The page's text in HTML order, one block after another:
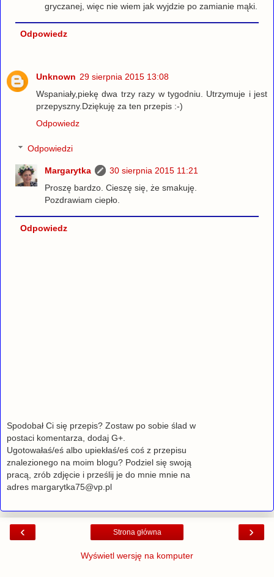
gryczanej, więc nie wiem jak wyjdzie po zamianie mąki.
Odpowiedz
Unknown 29 sierpnia 2015 13:08
Wspaniały,piekę dwa trzy razy w tygodniu. Utrzymuje i jest
przepyszny.Dziękuję za ten przepis :-)
Odpowiedz
Odpowiedzi
Margarytka
30 sierpnia 2015 11:21
Proszę bardzo. Cieszę się, że smakuję.
Pozdrawiam ciepło.
Odpowiedz
Spodobał Ci się przepis? Zostaw po sobie ślad w
postaci komentarza, dodaj G+.
Ugotowałaś/eś albo upiekłaś/eś coś z przepisu
znalezionego na moim blogu? Podziel się swoją
pracą, zrób zdjęcie i prześlij je do mnie mnie na
adres margarytka75@vp.pl
‹ ›
Strona główna
Wyświetl wersję na komputer